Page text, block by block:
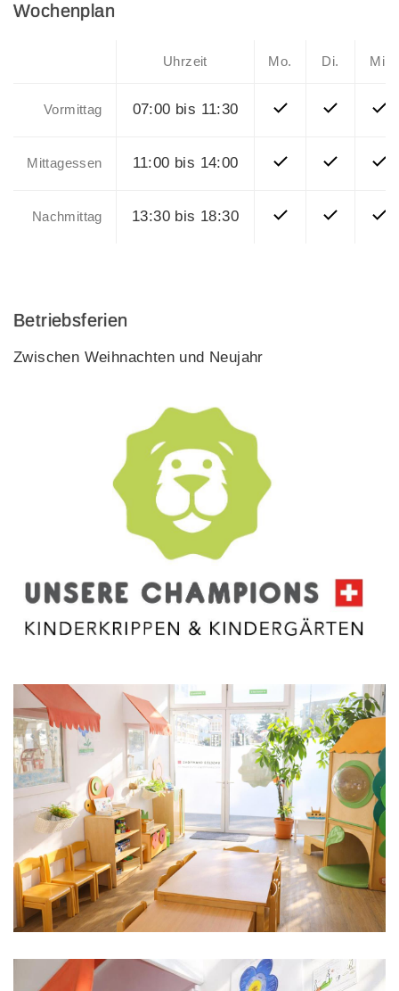
Wochenplan
Uhrzeit Mo. Di. Mi.
Vormittag 07:00 bis 11:30
Mittagessen 11:00 bis 14:00
Nachmittag 13:30 bis 18:30
Betriebsferien
Zwischen Weihnachten und Neujahr